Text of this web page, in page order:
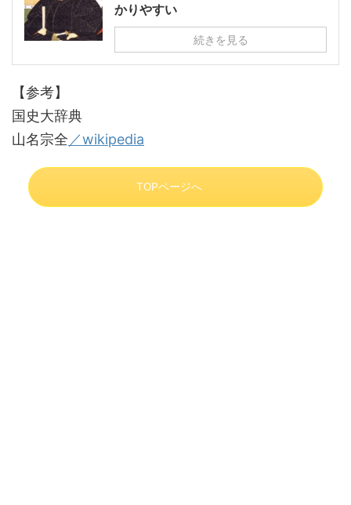
かりやすい
続きを見る
【参考】
国史大辞典
山名宗全 ／wikipedia
TOPページへ